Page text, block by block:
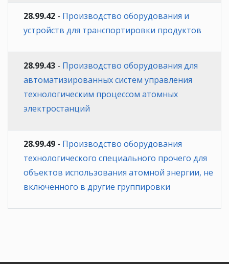
28.99.42 - Производство оборудования и
устройств для транспортировки продуктов
28.99.43 - Производство оборудования для
автоматизированных систем управления
технологическим процессом атомных
электростанций
28.99.49 - Производство оборудования
технологического специального прочего для
объектов использования атомной энергии, не
включенного в другие группировки